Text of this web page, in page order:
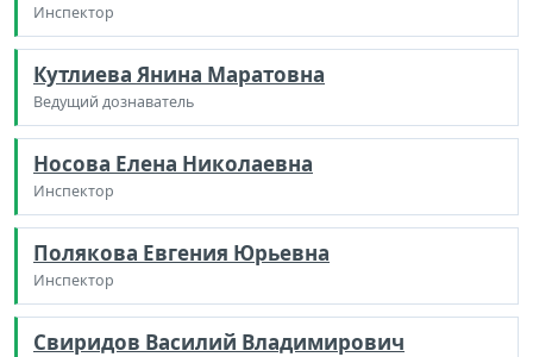
Инспектор
Кутлиева Янина Маратовна
Ведущий дознаватель
Носова Елена Николаевна
Инспектор
Полякова Евгения Юрьевна
Инспектор
Свиридов Василий Владимирович